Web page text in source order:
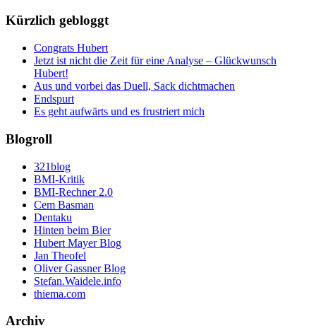
Kürzlich gebloggt
Congrats Hubert
Jetzt ist nicht die Zeit für eine Analyse – Glückwunsch
Hubert!
Aus und vorbei das Duell, Sack dichtmachen
Endspurt
Es geht aufwärts und es frustriert mich
Blogroll
321blog
BMI-Kritik
BMI-Rechner 2.0
Cem Basman
Dentaku
Hinten beim Bier
Hubert Mayer Blog
Jan Theofel
Oliver Gassner Blog
Stefan.Waidele.info
thiema.com
Archiv